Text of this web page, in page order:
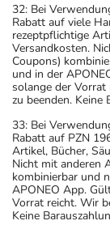
32: Bei
Rabatt auf viele
rezeptpflichtige
Versandkosten.
Coupons)
und in der
solange der
zu beenden. Keine
33: Bei
Rabatt auf PZN
Artikel, Bücher,
Nicht mit anderen
kombinierbar und
APONEO App.
Vorrat reicht. Wir
Keine